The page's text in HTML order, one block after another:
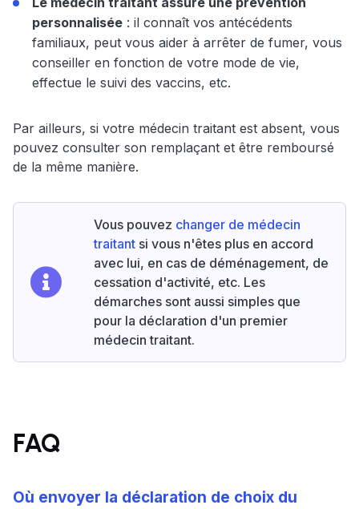
personnalisée : il connaît vos antécédents
familiaux, peut vous aider à arrêter de fumer, vous
conseiller en fonction de votre mode de vie,
effectue le suivi des vaccins, etc.
Par ailleurs, si votre médecin traitant est absent, vous
pouvez consulter son remplaçant et être remboursé
de la même manière.
Vous pouvez changer de médecin
traitant si vous n'êtes plus en accord
avec lui, en cas de déménagement, de
cessation d'activité, etc. Les
démarches sont aussi simples que
pour la déclaration d'un premier
médecin traitant.
FAQ
Où envoyer la déclaration de choix du